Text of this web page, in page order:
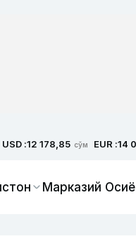
USD :12 178,85 сўм EUR :14
Марказий Осиё